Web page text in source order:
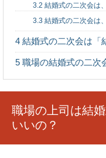
ボケとツ
と良くな
アパート
3.2 結婚式の二次会は
3.3 結婚式の二次会は
4 結婚式の二次会は「
5 職場の結婚式の二次
職場の上司は結
いいの？